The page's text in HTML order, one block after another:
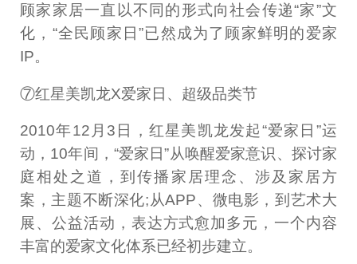
顾家家居一直以不同的形式向社会传递“家”文
化，“全民顾家日”已然成为了顾家鲜明的爱家
IP。
⑦红星美凯龙X爱家日、超级品类节
2010年12月3日，红星美凯龙发起“爱家日”运
动，10年间，“爱家日”从唤醒爱家意识、探讨家
庭相处之道，到传播家居理念、涉及家居方
案，主题不断深化;从APP、微电影，到艺术大
展、公益活动，表达方式愈加多元，一个内容
丰富的爱家文化体系已经初步建立。